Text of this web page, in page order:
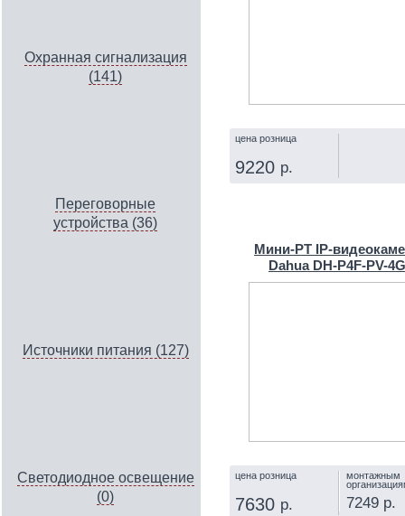
Охранная сигнализация
(141)
Переговорные
устройства (36)
Источники питания (127)
Светодиодное освещение
(0)
цена розница
9220 р.
Мини-PT
Dahua DH-P4F-PV-4G
цена розница
7630 р.
монтажным
7249 р.